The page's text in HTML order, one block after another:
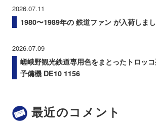
2026.07.11
1980〜1989年の 鉄道ファン が入荷しま
2026.07.09
嵯峨野観光鉄道専用色をまとったトロッ
予備機 DE10 1156
最近のコメント